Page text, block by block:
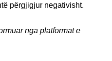
përgjigjur negativisht.
nga platformat e